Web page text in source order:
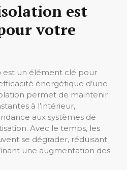
est
votre
est un élément clé pour
énergétique d’une
permet de maintenir
à l’intérieur,
aux systèmes de
Avec le temps, les
se dégrader, réduisant
une augmentation des